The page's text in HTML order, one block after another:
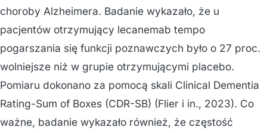
choroby Alzheimera. Badanie wykazało, że u
pacjentów otrzymujący lecanemab tempo
pogarszania się funkcji poznawczych było o 27 proc.
wolniejsze niż w grupie otrzymującymi placebo.
Pomiaru dokonano za pomocą skali Clinical Dementia
Rating-Sum of Boxes (CDR-SB) (Flier i in., 2023). Co
ważne, badanie wykazało również, że częstość